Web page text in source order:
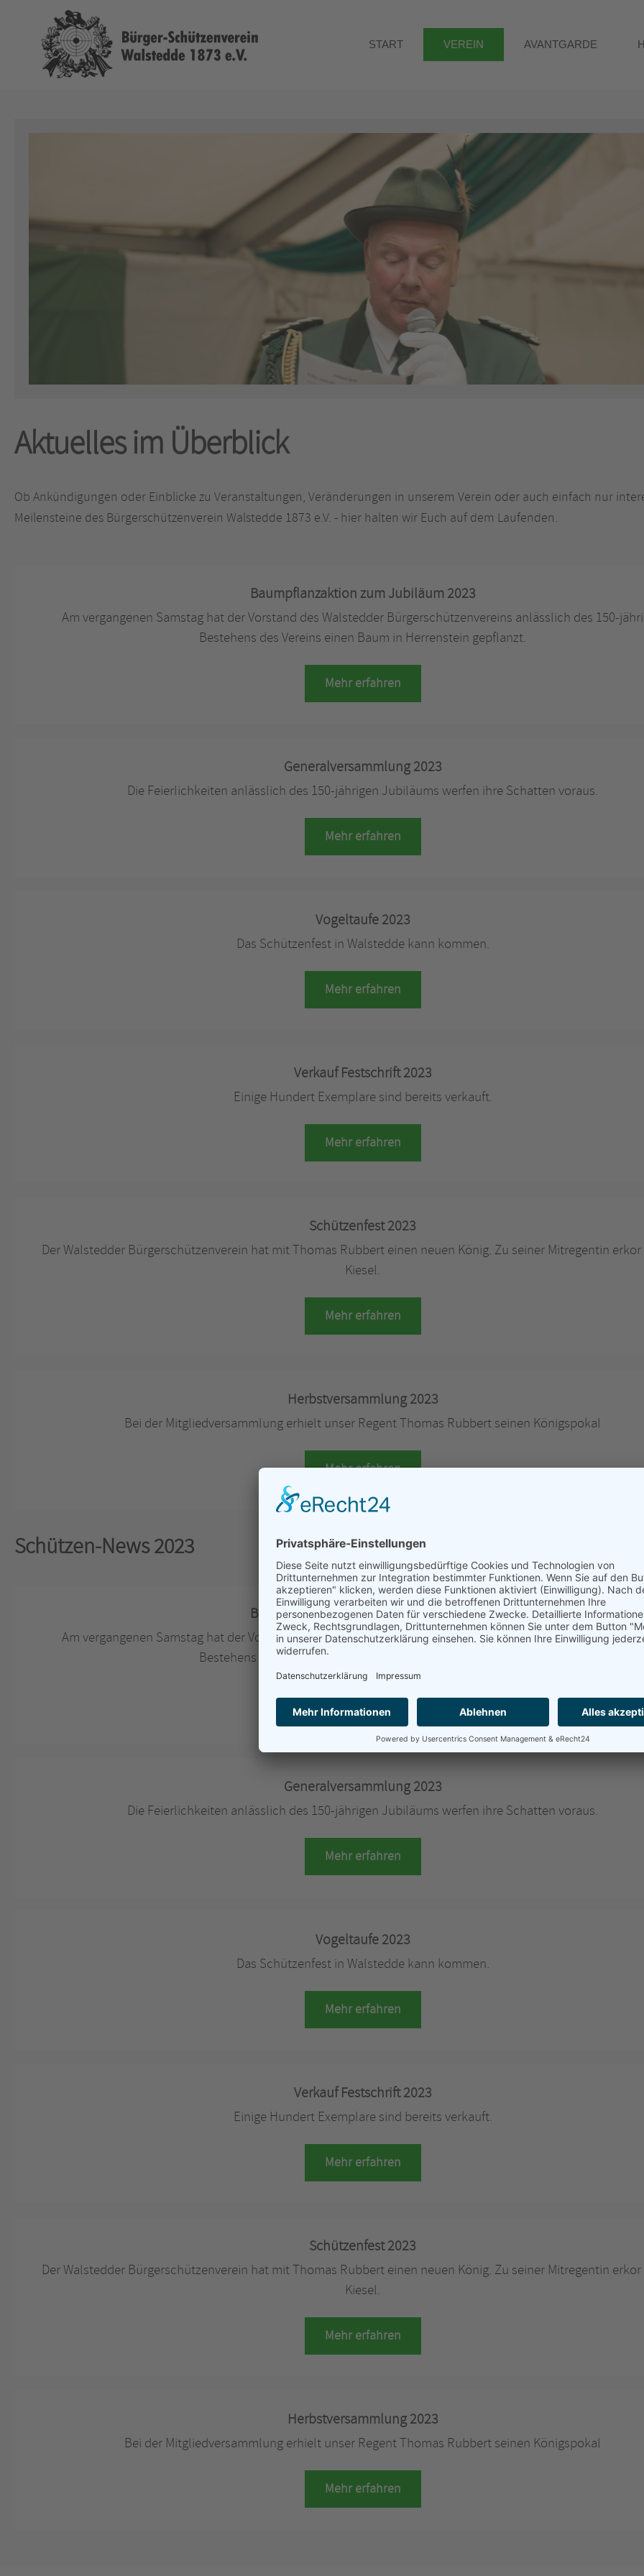
START VEREIN AVANTGARDE
Aktuelles im Überblick
Ob Ankündigungen oder Einblicke zu Veranstaltungen, Veränderungen in unserem Verein oder auch einfach nur
Meilensteine des Bürgerschützenverein Walstedde 1873 e.V. - hier halten wir Euch auf dem Laufenden.
Baumpflanzaktion zum Jubiläum 2023
Am vergangenen Samstag hat der Vorstand des Walstedder Bürgerschützenvereins anlässlich des 150-
Bestehens des Vereins einen Baum in Herrenstein gepflanzt.
Mehr erfahren
Generalversammlung 2023
Die Feierlichkeiten anlässlich des 150-jährigen Jubiläums werfen ihre Schatten voraus.
Mehr erfahren
Vogeltaufe 2023
Das Schützenfest in Walstedde kann kommen.
Mehr erfahren
Verkauf Festschrift 2023
Einige Hundert Exemplare sind bereits verkauft.
Mehr erfahren
Schützenfest 2023
Der Walstedder Bürgerschützenverein hat mit Thomas Rubbert einen neuen König. Zu seiner Mitregentin erkor
Kiesel.
Mehr erfahren
Herbstversammlung 2023
Bei der Mitgliedversammlung erhielt unser Regent Thomas Rubbert seinen Königspokal
Mehr erfahren
Schützen-News 2023
Baumpflanzaktion zum Jubiläum 2023
Am vergangenen Samstag hat der Vorstand des Walstedder Bürgerschützenvereins anlässlich des 150-
Bestehens des Vereins einen Baum in Herrenstein gepflanzt.
Generalversammlung 2023
Die Feierlichkeiten anlässlich des 150-jährigen Jubiläums werfen ihre Schatten voraus.
Mehr erfahren
Vogeltaufe 2023
Das Schützenfest in Walstedde kann kommen.
Mehr erfahren
Verkauf Festschrift 2023
Einige Hundert Exemplare sind bereits verkauft.
Mehr erfahren
Schützenfest 2023
Der Walstedder Bürgerschützenverein hat mit Thomas Rubbert einen neuen König. Zu seiner Mitregentin erkor
Kiesel.
Mehr erfahren
Herbstversammlung 2023
Bei der Mitgliedversammlung erhielt unser Regent Thomas Rubbert seinen Königspokal
Mehr erfahren